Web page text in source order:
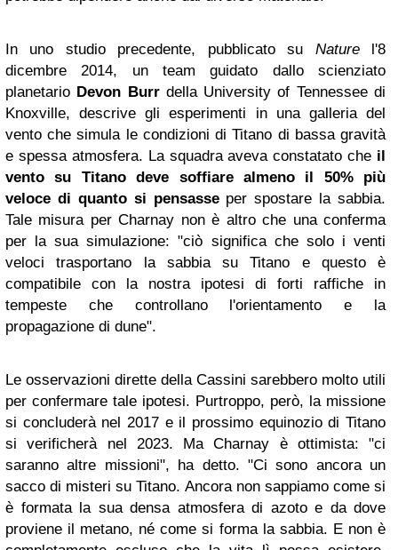
In uno studio precedente, pubblicato su Naturel'8
dicembre 2014, un team guidato dallo scienziato
planetario Devon Burrdella University of Tennessee di
Knoxville, descrive gli esperimenti in una galleria del
vento che simula le condizioni di Titano di bassa gravità
e spessa atmosfera. La squadra aveva constatato che il
vento su Titano deve soffiare almeno il 50% più
veloce di quanto si pensasseper spostare la sabbia.
Tale misura per Charnay non è altro che una conferma
per la sua simulazione: "ciò significa che solo i venti
veloci trasportano la sabbia su Titano e questo è
compatibile con la nostra ipotesi di forti raffiche in
tempeste che controllano l'orientamento e la
propagazione di dune".
Le osservazioni dirette della Cassini sarebbero molto utili
per confermare tale ipotesi. Purtroppo, però, la missione
si concluderà nel 2017 e il prossimo equinozio di Titano
si verificherà nel 2023. Ma Charnay è ottimista: "ci
saranno altre missioni", ha detto. "Ci sono ancora un
sacco di misteri su Titano. Ancora non sappiamo come si
è formata la sua densa atmosfera di azoto e da dove
proviene il metano, né come si forma la sabbia. E non è